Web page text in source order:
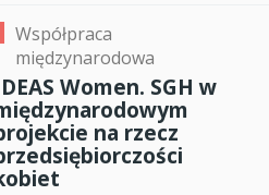
Współpraca
międzynarodowa
Women. SGH w
na rzecz